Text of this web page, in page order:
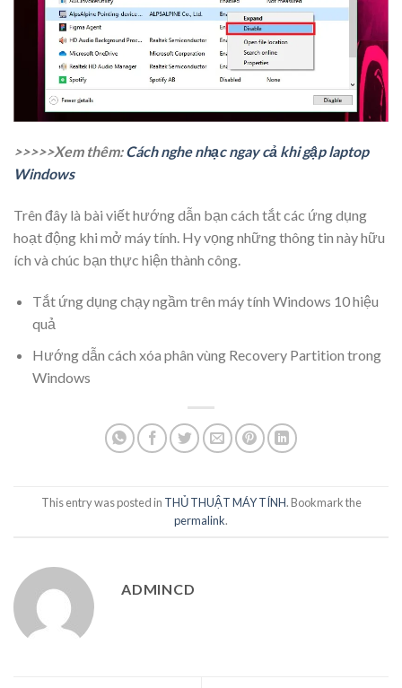
>>>>>Xem thêm:Cách nghe nhạc ngay cả khi gập laptop
Windows
Trên đây là bài viết hướng dẫn bạn cách tắt các ứng dụng
hoạt động khi mở máy tính. Hy vọng những thông tin này hữu
ích và chúc bạn thực hiện thành công.
Tắt ứng dụng chạy ngầm trên máy tính Windows 10 hiệu
quả
Hướng dẫn cách xóa phân vùng Recovery Partition trong
Windows
This entry was posted in THỦ THUẬT MÁY TÍNH. Bookmark the
permalink.
ADMINCD